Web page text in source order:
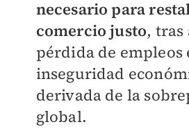
necesario para
comercio justo, tras
pérdida de empleos
inseguridad
derivada de la
global.